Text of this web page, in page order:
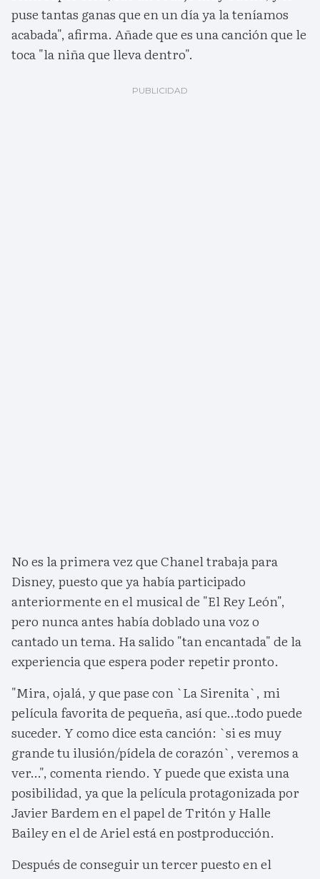
puse tantas ganas que en un día ya la teníamos
acabada", afirma. Añade que es una canción que le
toca "la niña que lleva dentro".
No es la primera vez que Chanel trabaja para
Disney, puesto que ya había participado
anteriormente en el musical de "El Rey León",
pero nunca antes había doblado una voz o
cantado un tema. Ha salido "tan encantada" de la
experiencia que espera poder repetir pronto.
"Mira, ojalá, y que pase con `La Sirenita`, mi
película favorita de pequeña, así que…todo puede
suceder. Y como dice esta canción: `si es muy
grande tu ilusión/pídela de corazón`, veremos a
ver…", comenta riendo. Y puede que exista una
posibilidad, ya que la película protagonizada por
Javier Bardem en el papel de Tritón y Halle
Bailey en el de Ariel está en postproducción.
Después de conseguir un tercer puesto en el